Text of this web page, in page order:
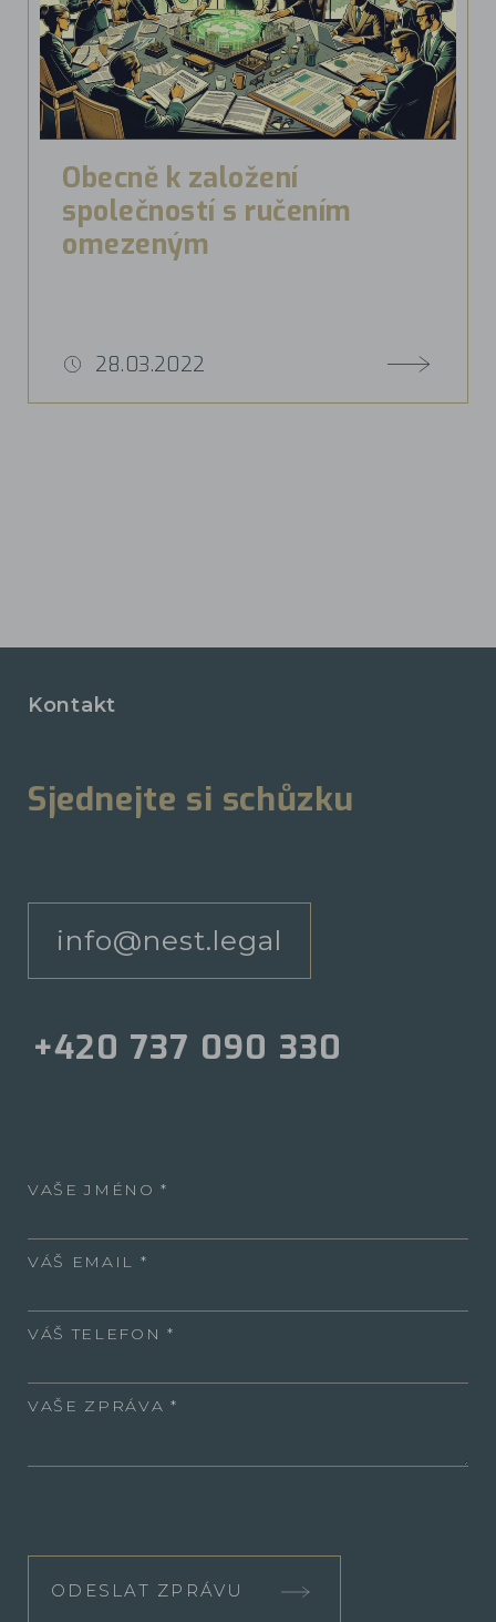
Obecně k založení
společností s ručením
omezeným
28.03.2022
Kontakt
Sjednejte si schůzku
info@nest.legal
+420 737 090 330
VAŠE JMÉNO
VÁŠ EMAIL
VÁŠ TELEFON
VAŠE ZPRÁVA
ODESLAT ZPRÁVU